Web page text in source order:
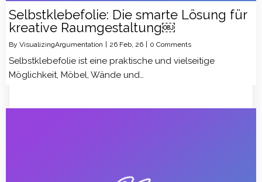
Selbstklebefolie: Die smarte Lösung für
kreative Raumgestaltung￼
By VisualizingArgumentation | 26 Feb, 26 | 0 Comments
Selbstklebefolie ist eine praktische und vielseitige
Möglichkeit, Möbel, Wände und…